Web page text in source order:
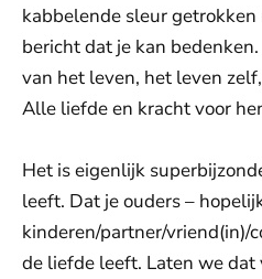
kabbelende sleur
bericht dat je kan
van het leven, het leven
Alle liefde en kracht voor
Het is eigenlijk
leeft. Dat je ouders –
kinderen/partner/vriend(in)/
de liefde leeft. Laten we